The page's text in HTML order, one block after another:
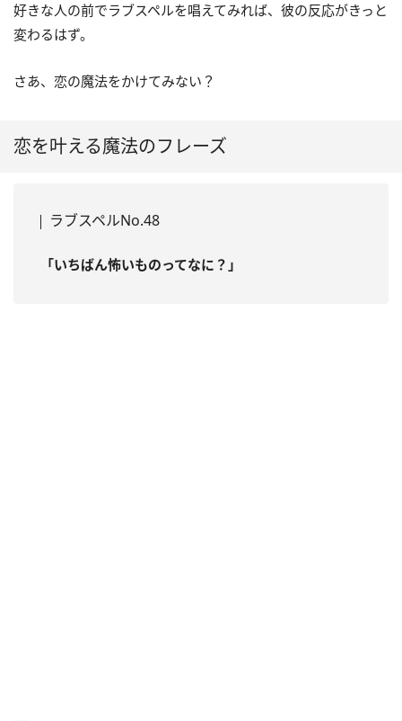
好きな人の前でラブスペルを唱えてみれば、彼の反応がきっと
変わるはず。
さあ、恋の魔法をかけてみない？
恋を叶える魔法のフレーズ
ラブスペルNo.48
「いちばん怖いものってなに？」